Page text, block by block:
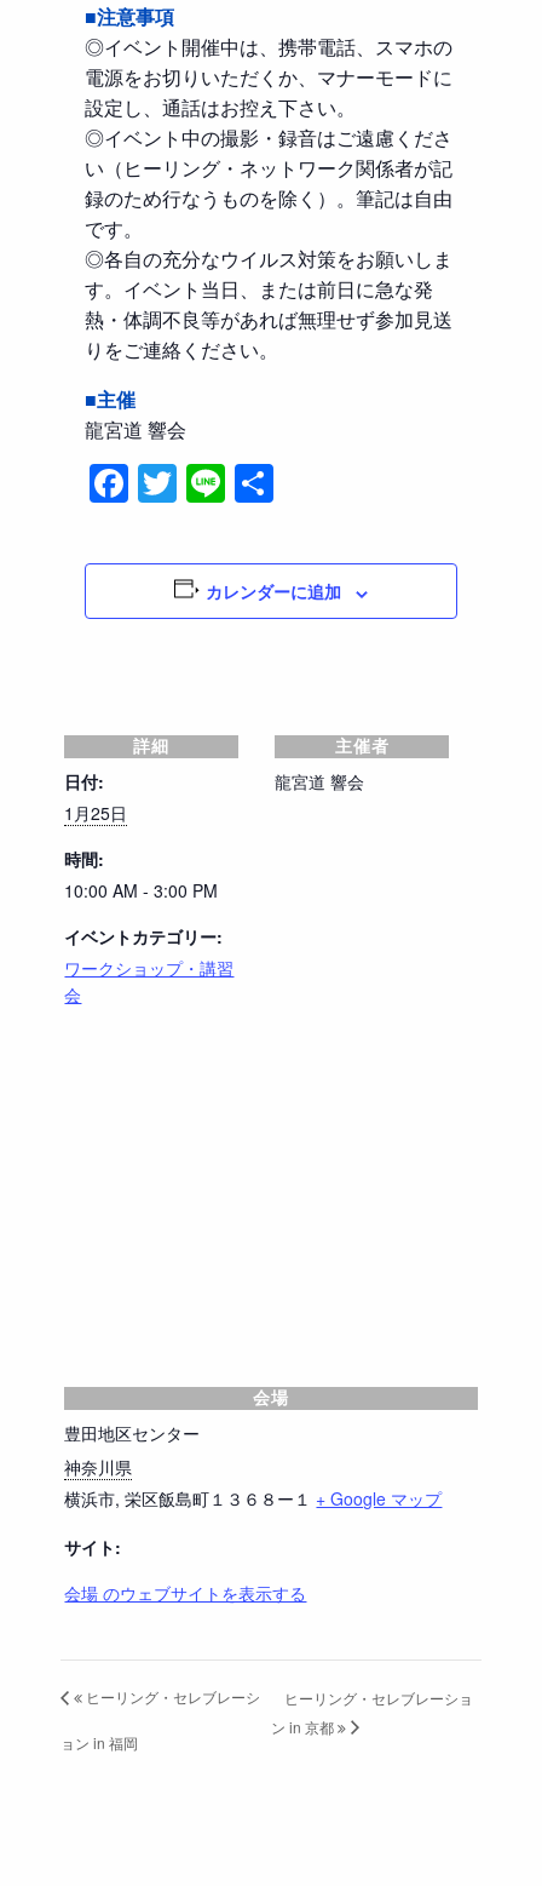
■注意事項
◎イベント開催中は、携帯電話、スマホの
電源をお切りいただくか、マナーモードに
設定し、通話はお控え下さい。
◎イベント中の撮影・録音はご遠慮くださ
い（ヒーリング・ネットワーク関係者が記
録のため行なうものを除く）。筆記は自由
です。
◎各自の充分なウイルス対策をお願いしま
す。イベント当日、または前日に急な発
熱・体調不良等があれば無理せず参加見送
りをご連絡ください。
■主催
龍宮道 響会
Facebook
Twitter
Line
カレンダーに追加
詳細
日付:
1月25日
時間:
10:00 AM - 3:00 PM
イベントカテゴリー:
ワークショップ・講習
会
主催者
龍宮道 響会
会場
豊田地区センター
神奈川県
横浜市, 栄区飯島町１３６８ー１ + Google マップ
サイト:
会場 のウェブサイトを表示する
イベント ナビゲーション
ヒーリング・セレブレーシ
ョン in 福岡
ヒーリング・セレブレーショ
ン in 京都